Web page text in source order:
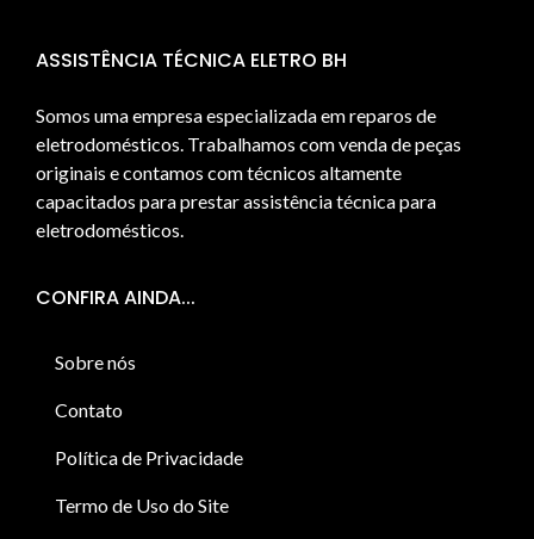
ASSISTÊNCIA TÉCNICA ELETRO BH
Somos uma empresa especializada em reparos de
eletrodomésticos. Trabalhamos com venda de peças
originais e contamos com técnicos altamente
capacitados para prestar assistência técnica para
eletrodomésticos.
CONFIRA AINDA...
Sobre nós
Contato
Política de Privacidade
Termo de Uso do Site